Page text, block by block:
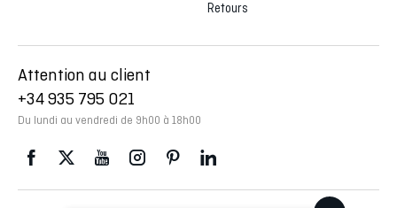
Retours
Attention au client
+34 935 795 021
Du lundi au vendredi de 9h00 à 18h00